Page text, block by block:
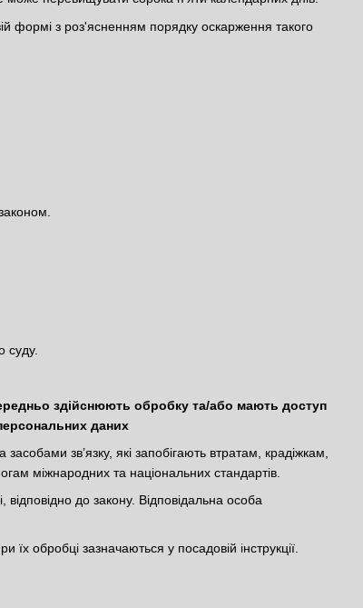
формі з роз'ясненням порядку оскарження такого
суду.
здійснюють обробку та/або мають доступ
даних
зв’язку, які запобігають втратам, крадіжкам,
міжнародних та національних стандартів.
до закону. Відповідальна особа
обробці зазначаються у посадовій інструкції.